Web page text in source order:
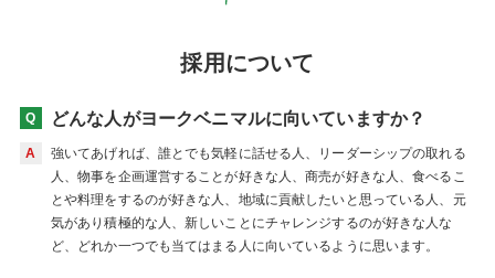
採用について
どんな人がヨークベニマルに向いていますか？
強いてあげれば、誰とでも気軽に話せる人、リーダーシップの取れる
人、物事を企画運営することが好きな人、商売が好きな人、食べるこ
とや料理をするのが好きな人、地域に貢献したいと思っている人、元
気があり積極的な人、新しいことにチャレンジするのが好きな人な
ど、どれか一つでも当てはまる人に向いているように思います。